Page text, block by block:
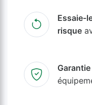
Essaie-
risque
Garantie